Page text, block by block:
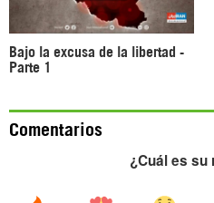
Bajo la excusa de la libertad -
Parte 1
Comentarios